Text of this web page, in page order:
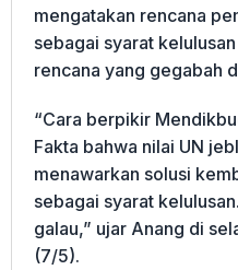
mengatakan rencana
sebagai syarat
rencana yang gegabah
“Cara berpikir
Fakta bahwa nilai UN
menawarkan solusi
sebagai syarat
galau,” ujar Anang di
(7/5).